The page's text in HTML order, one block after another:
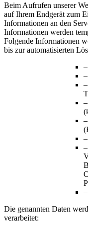
Beim Aufrufen unserer
auf Ihrem Endgerät zum
Informationen an den
Informationen werden
Folgende Informationen
bis zur automatisierten
Die genannten Daten
verarbeitet: